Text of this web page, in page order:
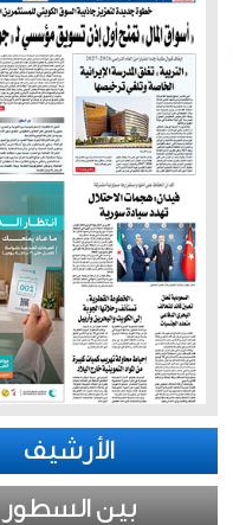
الأرشيف
بين السطور